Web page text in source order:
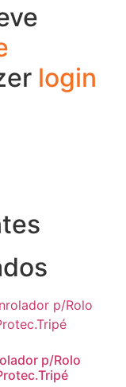
login
p/Rolo